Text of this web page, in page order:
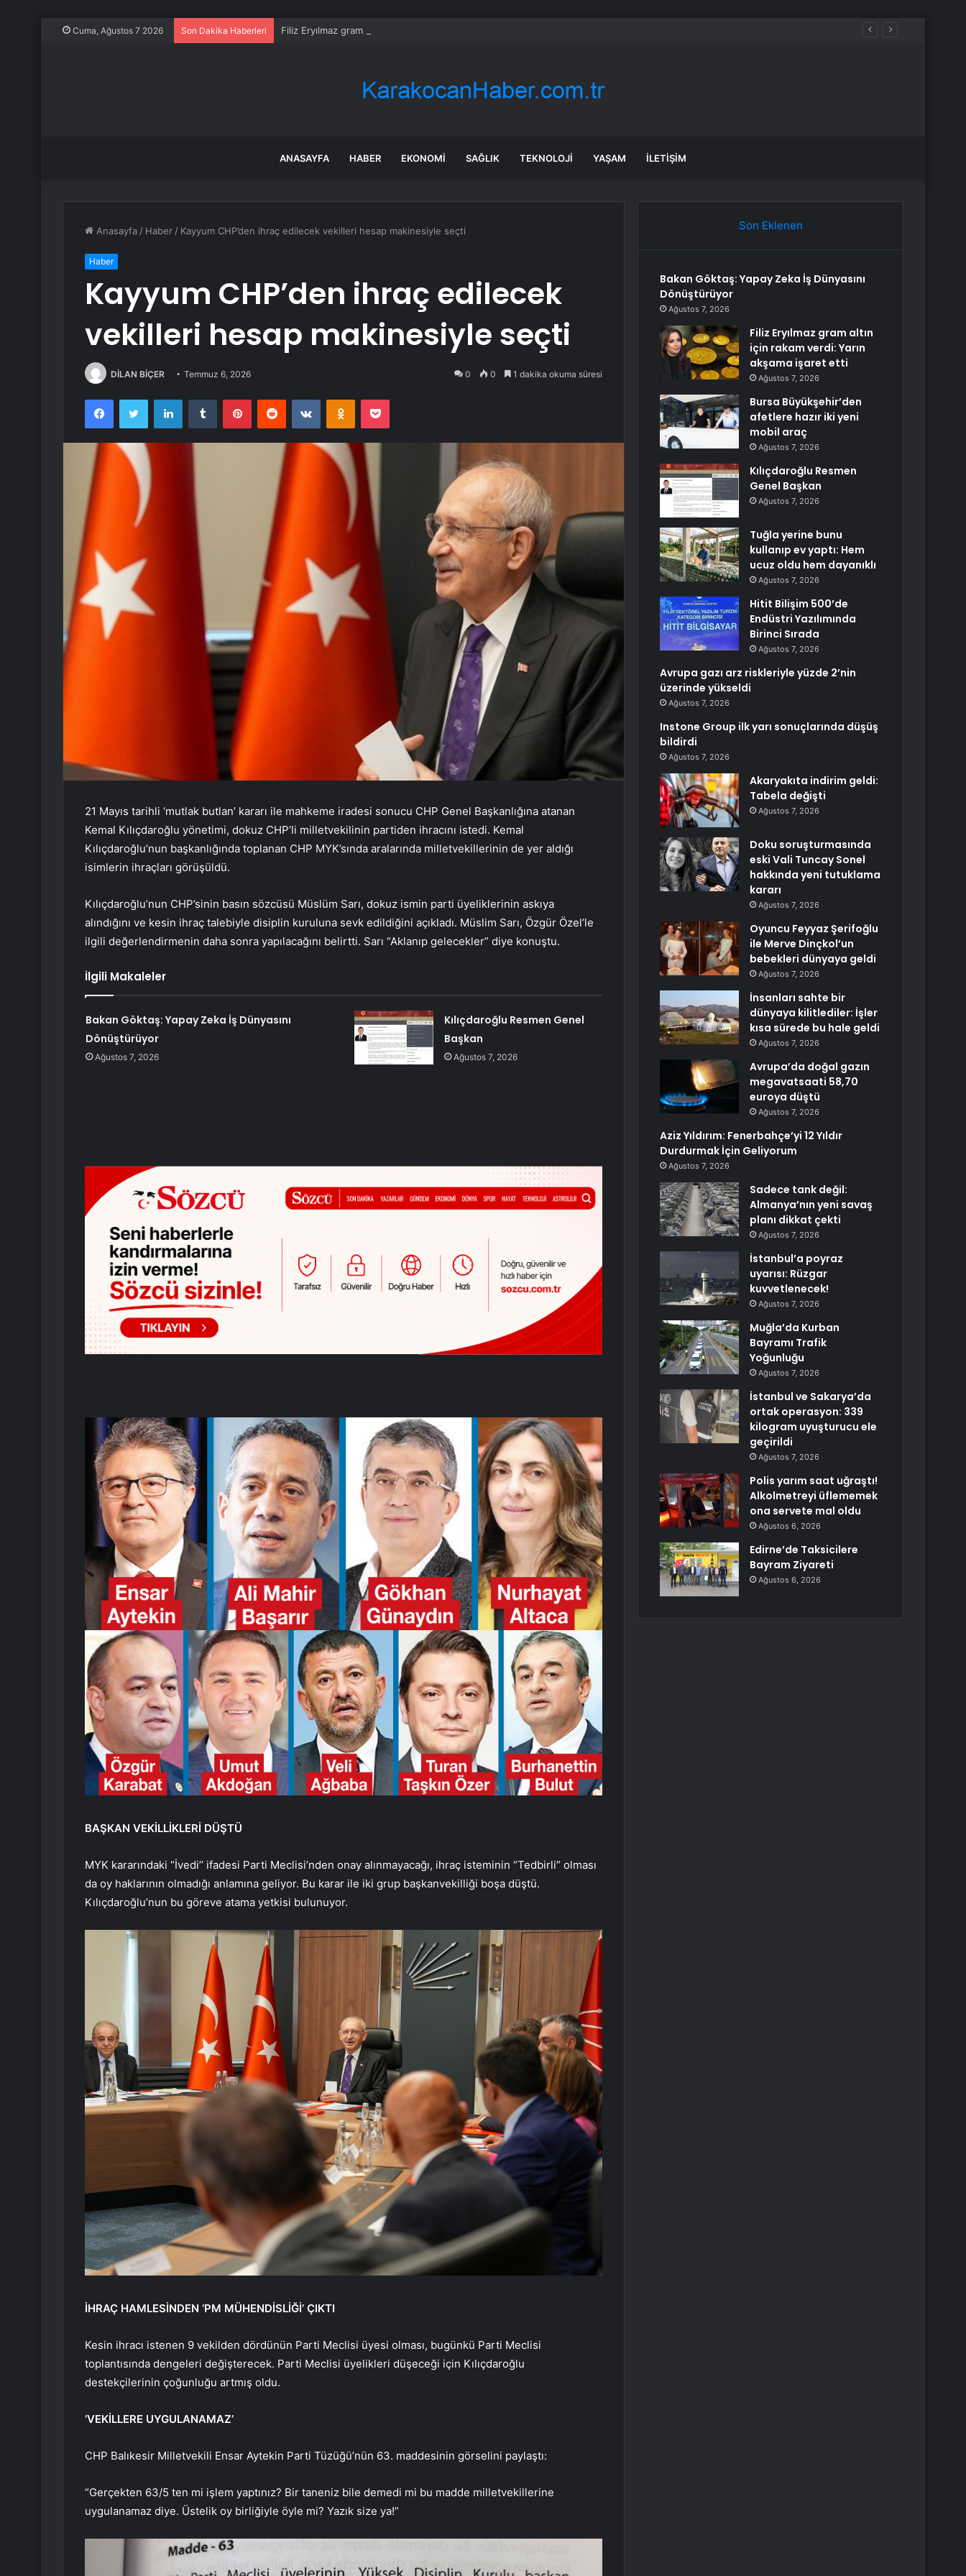
Cuma, Ağustos 7 2026 Son Dakika Haberleri Filiz Eryılmaz gram altın için rakam verdi: Yarın akşama işaret etti
ANASAYFA HABER EKONOMI SAĞLIK TEKNOLOJI YAŞAM İLETIŞIM
Anasayfa / Haber / Kayyum CHP’den ihraç edilecek vekilleri hesap makinesiyle seçti
Haber
Kayyum CHP’den ihraç edilecek
vekilleri hesap makinesiyle seçti
DİLAN BİÇER Temmuz 6, 2026 0 0 1 dakika okuma süresi
FacebookTwitter LinkedInTumblr PinterestReddit VKontakteOdnoklassniki
Pocket
21 Mayıs tarihli ‘mutlak butlan’ kararı ile mahkeme iradesi sonucu CHP Genel Başkanlığına atanan
Kemal Kılıçdaroğlu yönetimi, dokuz CHP’li milletvekilinin partiden ihracını istedi. Kemal
Kılıçdaroğlu’nun başkanlığında toplanan CHP MYK’sında aralarında milletvekillerinin de yer aldığı
isimlerin ihraçları görüşüldü.
Kılıçdaroğlu’nun CHP’sinin basın sözcüsü Müslüm Sarı, dokuz ismin parti üyeliklerinin askıya
alındığını ve kesin ihraç talebiyle disiplin kuruluna sevk edildiğini açıkladı. Müslim Sarı, Özgür Özel’le
ilgili değerlendirmenin daha sonra yapılacağını belirtti. Sarı “Aklanıp gelecekler” diye konuştu.
İlgili Makaleler
Bakan Göktaş: Yapay Zeka İş Dünyasını
Dönüştürüyor
Ağustos 7, 2026
Kılıçdaroğlu Resmen Genel
Başkan
Ağustos 7, 2026
BAŞKAN VEKİLLİKLERİ DÜŞTÜ
MYK kararındaki “İvedi’’ ifadesi Parti Meclisi’nden onay alınmayacağı, ihraç isteminin “Tedbirli” olması
da oy haklarının olmadığı anlamına geliyor. Bu karar ile iki grup başkanvekilliği boşa düştü.
Kılıçdaroğlu’nun bu göreve atama yetkisi bulunuyor.
İHRAÇ HAMLESİNDEN ‘PM MÜHENDİSLİĞİ’ ÇIKTI
Kesin ihracı istenen 9 vekilden dördünün Parti Meclisi üyesi olması, bugünkü Parti Meclisi
toplantısında dengeleri değişterecek. Parti Meclisi üyelikleri düşeceği için Kılıçdaroğlu
destekçilerinin çoğunluğu artmış oldu.
‘VEKİLLERE UYGULANAMAZ’
CHP Balıkesir Milletvekili Ensar Aytekin Parti Tüzüğü’nün 63. maddesinin görselini paylaştı:
“Gerçekten 63/5 ten mi işlem yaptınız? Bir taneniz bile demedi mi bu madde milletvekillerine
uygulanamaz diye. Üstelik oy birliğiyle öyle mi? Yazık size ya!”
Son Eklenen
Bakan Göktaş: Yapay Zeka İş Dünyasını
Dönüştürüyor
Ağustos 7, 2026
Filiz Eryılmaz gram altın
için rakam verdi: Yarın
akşama işaret etti
Ağustos 7, 2026
Bursa Büyükşehir’den
afetlere hazır iki yeni
mobil araç
Ağustos 7, 2026
Kılıçdaroğlu Resmen
Genel Başkan
Ağustos 7, 2026
Tuğla yerine bunu
kullanıp ev yaptı: Hem
ucuz oldu hem dayanıklı
Ağustos 7, 2026
Hitit Bilişim 500’de
Endüstri Yazılımında
Birinci Sırada
Ağustos 7, 2026
Avrupa gazı arz riskleriyle yüzde 2’nin
üzerinde yükseldi
Ağustos 7, 2026
Instone Group ilk yarı sonuçlarında düşüş
bildirdi
Ağustos 7, 2026
Akaryakıta indirim geldi:
Tabela değişti
Ağustos 7, 2026
Doku soruşturmasında
eski Vali Tuncay Sonel
hakkında yeni tutuklama
kararı
Ağustos 7, 2026
Oyuncu Feyyaz Şerifoğlu
ile Merve Dinçkol’un
bebekleri dünyaya geldi
Ağustos 7, 2026
İnsanları sahte bir
dünyaya kilitlediler: İşler
kısa sürede bu hale geldi
Ağustos 7, 2026
Avrupa’da doğal gazın
megavatsaati 58,70
euroya düştü
Ağustos 7, 2026
Aziz Yıldırım: Fenerbahçe’yi 12 Yıldır
Durdurmak İçin Geliyorum
Ağustos 7, 2026
Sadece tank değil:
Almanya’nın yeni savaş
planı dikkat çekti
Ağustos 7, 2026
İstanbul’a poyraz
uyarısı: Rüzgar
kuvvetlenecek!
Ağustos 7, 2026
Muğla’da Kurban
Bayramı Trafik
Yoğunluğu
Ağustos 7, 2026
İstanbul ve Sakarya’da
ortak operasyon: 339
kilogram uyuşturucu ele
geçirildi
Ağustos 7, 2026
Polis yarım saat uğraştı!
Alkolmetreyi üflememek
ona servete mal oldu
Ağustos 6, 2026
Edirne’de Taksicilere
Bayram Ziyareti
Ağustos 6, 2026